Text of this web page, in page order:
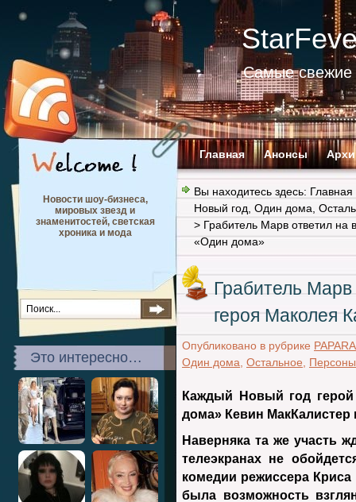
Самые свежие
Главная Анонсы
Новости шоу-бизнеса,
мировых звезд и
знаменитостей, светская
хроника и мода
Это интересно…
Вы находитесь здесь: Главная
Новый год Один дома
> Грабитель Марв ответил на
«Один дома»
Грабитель
героя Маколея
Опубликовано в рубрике
Один дома Остальное Персоны
Каждый Новый год
дома» Кевин МакКалистер
Наверняка та же участь
телеэкранах не
комедии режиссера
была возможность